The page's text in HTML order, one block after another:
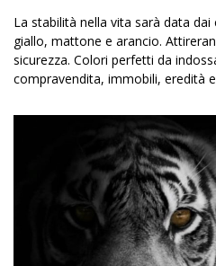
La stabilità nella vita sarà data
giallo, mattone e arancio.
sicurezza. Colori perfetti da
compravendita, immobili, eredità